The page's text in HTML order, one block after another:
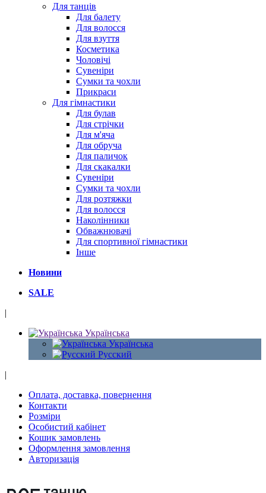
Для танців
Для балету
Для волосся
Для взуття
Косметика
Чоловічі
Сувеніри
Сумки та чохли
Прикраси
Для гімнастики
Для булав
Для стрічки
Для м'яча
Для обруча
Для паличок
Для скакалки
Сувеніри
Сумки та чохли
Для розтяжки
Для волосся
Наколінники
Обважнювачі
Для спортивної гімнастики
Інше
Новини
SALE
|
Українська
Українська
Русский
|
Оплата, доставка, повернення
Контакти
Розміри
Особистий кабінет
Кошик замовлень
Оформлення замовлення
Авторизація